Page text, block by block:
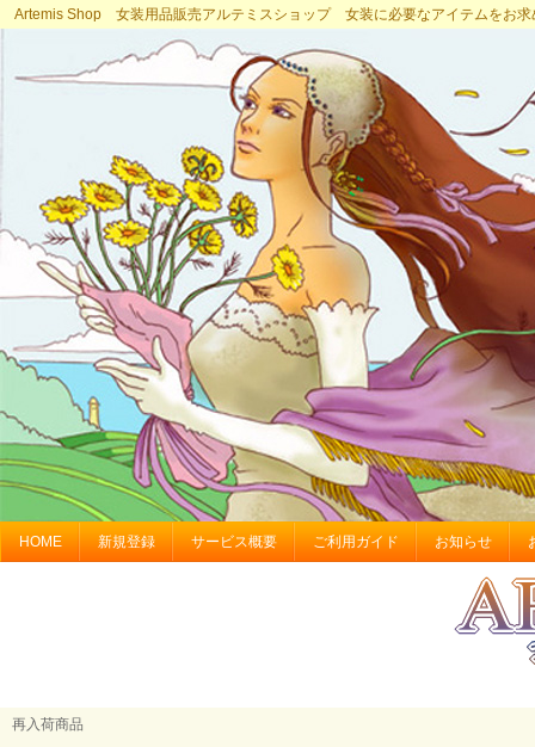
Artemis Shop 女装用品販売アルテミスショップ 女装に必要なアイテムをお求
HOME 新規登録 サービス概要 ご利用ガイド お知らせ
再入荷商品